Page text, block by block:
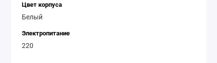
Цвет корпуса
Белый
Электропитание
220